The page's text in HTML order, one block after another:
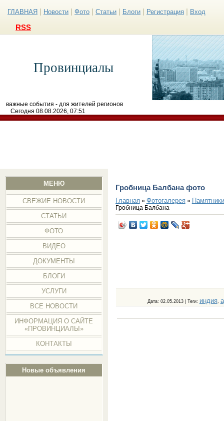
ГЛАВНАЯ Новости Фото Статьи Блоги Регистрация Вход
RSS
Провинциалы
важные события - для жителей регионов
Сегодня 08.08.2026, 07:51
МЕНЮ
СВЕЖИЕ НОВОСТИ
СТАТЬИ
ФОТО
ВИДЕО
ДОКУМЕНТЫ
БЛОГИ
УСЛУГИ
ВСЕ НОВОСТИ
ИНФОРМАЦИЯ О САЙТЕ
«ПРОВИНЦИАЛЫ»
КОНТАКТЫ
Новые объявления
Гробница Балбана фото
Главная» Фотогалерея»
Гробница Балбана
Дата: 02.05.2013 | Теги: индия